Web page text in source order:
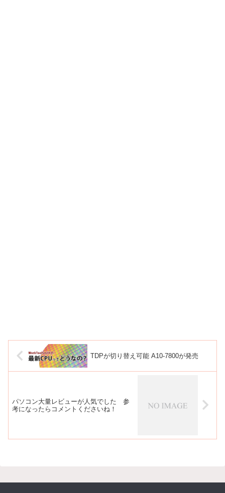
TDPが切り替え可能 A10-7800が発売
パソコン大量レビューが人気でした 参
考になったらコメントくださいね！